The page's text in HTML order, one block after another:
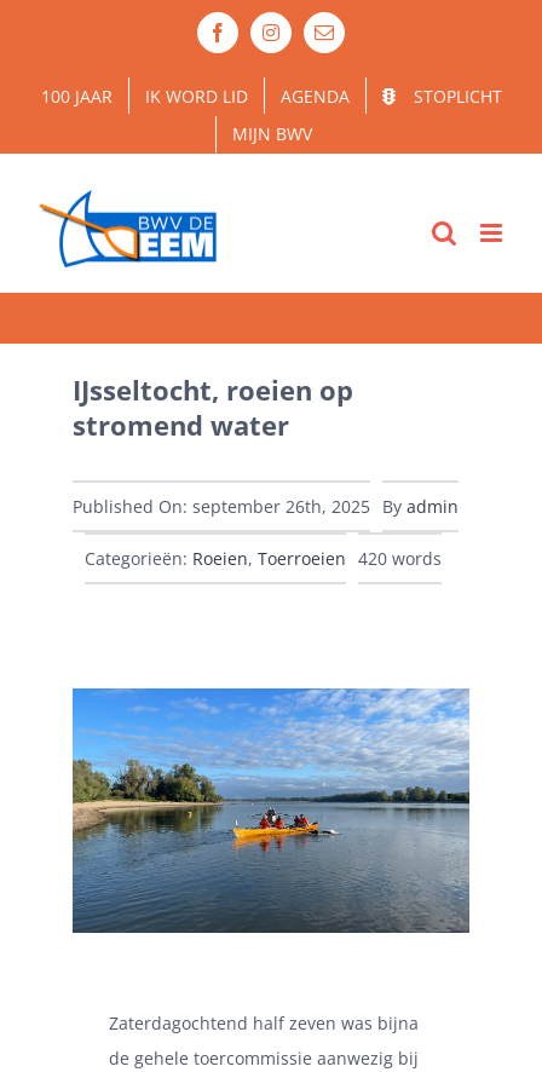
inhoud
FacebookInstagram
E-
mail
100 JAAR IK WORD LID AGENDA
STOPLICHT
MIJN BWV
IJsseltocht, roeien op
stromend water
Published On: september 26th, 2025 By admin
Categorieën: Roeien, Toerroeien 420 words
Zaterdagochtend half zeven was bijna
de gehele toercommissie aanwezig bij